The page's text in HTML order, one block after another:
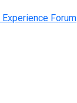
Forum